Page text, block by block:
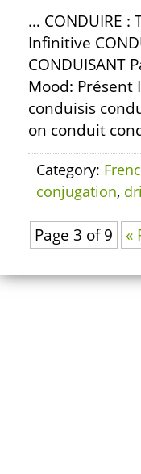
… CONDUIRE :
Infinitive
CONDUISANT
Mood: Présent
conduisis
on conduit
Category:
conjugation,
Page 3 of 9 «